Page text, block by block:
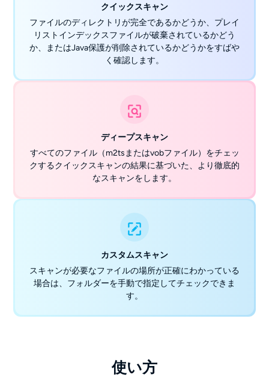
クイックスキャン
ファイルのディレクトリが完全であるかどうか、プレイ
リストインデックスファイルが破棄されているかどう
か、またはJava保護が削除されているかどうかをすばや
く確認します。
ディープスキャン
すべてのファイル（m2tsまたはvobファイル）をチェッ
クするクイックスキャンの結果に基づいた、より徹底的
なスキャンをします。
カスタムスキャン
スキャンが必要なファイルの場所が正確にわかっている
場合は、フォルダーを手動で指定してチェックできま
す。
使い方